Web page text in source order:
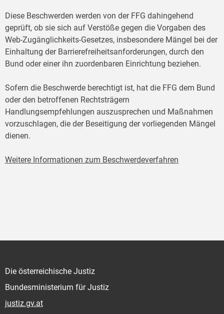
Diese Beschwerden werden von der FFG dahingehend
geprüft, ob sie sich auf Verstöße gegen die Vorgaben des
Web-Zugänglichkeits-Gesetzes, insbesondere Mängel bei der
Einhaltung der Barrierefreiheitsanforderungen, durch den
Bund oder einer ihn zuordenbaren Einrichtung beziehen.
Sofern die Beschwerde berechtigt ist, hat die FFG dem Bund
oder den betroffenen Rechtsträgern
Handlungsempfehlungen auszusprechen und Maßnahmen
vorzuschlagen, die der Beseitigung der vorliegenden Mängel
dienen.
Weitere Informationen zum Beschwerdeverfahren
Die österreichische Justiz
Bundesministerium für Justiz
justiz.gv.at